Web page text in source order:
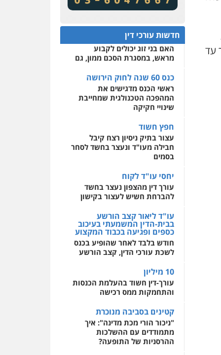
עד
שירותים מקצועיים לעורכי
דין
0522508109
אחסון אתרים
מהירות הגנה גיבוי
לעורכי דין
מרכז התחלה חדשה
שירותים מקצועיים לעורכי
דין
0544500346
חדשות עורכי דין
מע"מ ומוסדות ללא כוונת רווח
המתח שבין חוק יחסי ממון
לבין חוק הירושה
האם בני זוג יכולים לקבוע
מראש, במסגרת הסכם ממון, גם
כנס 60 שנה לחוק הירושה
ראשי הכנס מדגישים את
המהפכה הטכנולגית שמחייבת
שינויי חקיקה
חפץ חשוד
עצור בתיק ניסיון רצח קיבל
חבילה מעו"ד ונעצר בחשד לסחר
בסמים
יחסי עו"ד לקוח
עורך דין מהצפון נעצר בחשד
להברחת חשיש לעצור בקישון
עו"ד ליאור קצב הורשע
בבית-הדין המשמעתי בעיכוב
כספים ופגיעה בכבוד המקצוע
חודש בלבד לאחר שהופיע בכנס
לשכת עורכי הדין, קצב הורשע
10 מיליון
עורך-דין חשוד בהעלמת הכנסות
והתחמקות ממס רכישה
קטינים בסביבה מנוכרת
"ניכור הורי מכת מדינה": איך
מתמודדים עם ההשלכות
ההרסניות של התופעה?